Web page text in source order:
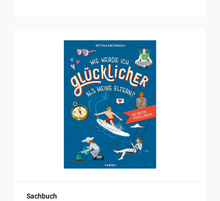
Sachbuch